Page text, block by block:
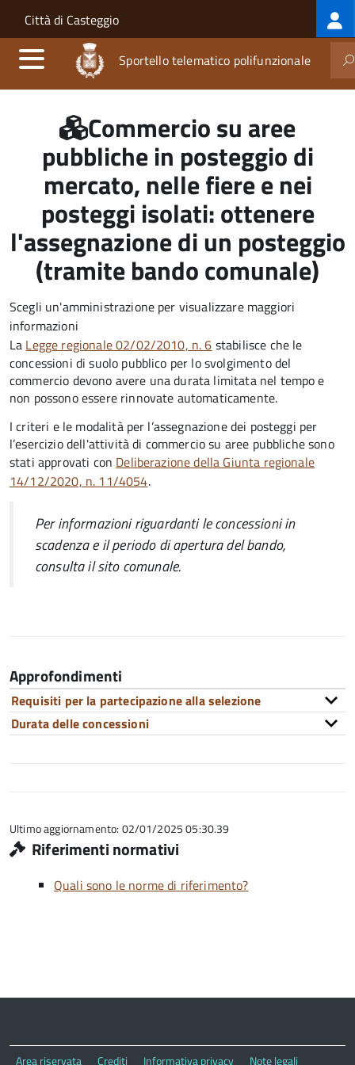
Salta al contenuto principale
Skip to site navigation
Città di Casteggio
Sportello telematico polifunzionale
Commercio su aree
pubbliche in posteggio di
mercato, nelle fiere e nei
posteggi isolati: ottenere
l'assegnazione di un posteggio
(tramite bando comunale)
Scegli un'amministrazione per visualizzare maggiori
informazioni
La Legge regionale 02/02/2010, n. 6 stabilisce che le
concessioni di suolo pubblico per lo svolgimento del
commercio devono avere una durata limitata nel tempo e
non possono essere rinnovate automaticamente.
I criteri e le modalità per l’assegnazione dei posteggi per
l’esercizio dell'attività di commercio su aree pubbliche sono
stati approvati con Deliberazione della Giunta regionale
14/12/2020, n. 11/4054.
Per informazioni riguardanti le concessioni in
scadenza e il periodo di apertura del bando,
consulta il sito comunale.
Approfondimenti
Requisiti per la partecipazione alla selezione
Durata delle concessioni
Ultimo aggiornamento: 02/01/2025 05:30.39
Riferimenti normativi
Quali sono le norme di riferimento?
Area riservata Crediti Informativa privacy Note legali